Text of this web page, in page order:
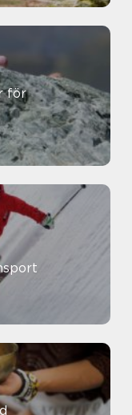
för